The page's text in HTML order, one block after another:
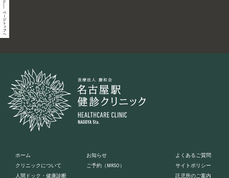
ホーム
クリニックについて
人間ドック・健康診断
お知らせ
ご予約 （MRSO）
よくあるご質問
サイトポリシー
託児所のご案内